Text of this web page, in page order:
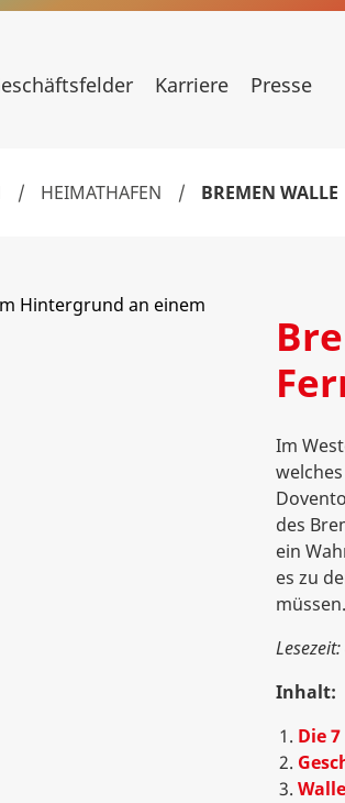
Karriere Presse
/ HEIMATHAFEN / BREMEN WALLE
Im
des
ein
es zu
müssen.
Inhalt:
Die